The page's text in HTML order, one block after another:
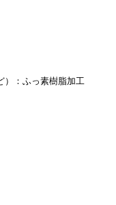
：ふっ素樹脂加工